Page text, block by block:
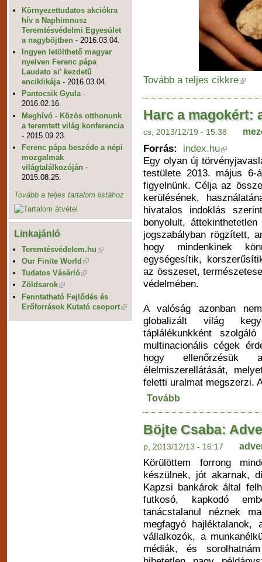
Környezettudatos akciókra
hív a Naphimnusz
Teremtésvédelmi Egyesület
a nagyböjtben - 2016.03.04.
Ingyen letölthető magyar
nyelven Ferenc pápa
Laudato si’ kezdetű
enciklikája - 2016.03.04.
Pantocsik Gyula -
2016.02.16.
Meghívó - Közös otthonunk
a teremtett világ konferencia
- 2015.09.23.
Ferenc pápa beszéde a népi
mozgalmak
világtalálkozóján -
2015.08.25.
Tovább a teljes tartalom listához
Linkajánló
Teremtésvédelem.hu
Our Finite World
Tudatos Vásárló
Zöldsarok
Fenntatható Fejlődés és
Erőforrások Kutató csoport
Tovább a teljes cikkre
Harc a magokért:
cs, 2013/12/19 - 15:38
Forrás:
index.hu
Egy olyan új
testülete 2013. május 6-
figyelnünk. Célja az
kerülésének,
hivatalos indoklás
bonyolult,
jogszabályban rögzített,
hogy mindenkinek
egységesítik,
az összeset,
védelmében.
A valóság azonban
globalizált világ
táplálékunkként
multinacionális cégek
hogy ellenőrzésük
élelmiszerellátását,
feletti uralmat megszerzi.
Tovább
Böjte Csaba:
p, 2013/12/13 - 16:17
Körülöttem forrong
készülnek, jót akarnak,
Kapzsi bankárok által
futkosó, kapkodó
tanácstalanul néznek
megfagyó
vállalkozók, a
médiák, és